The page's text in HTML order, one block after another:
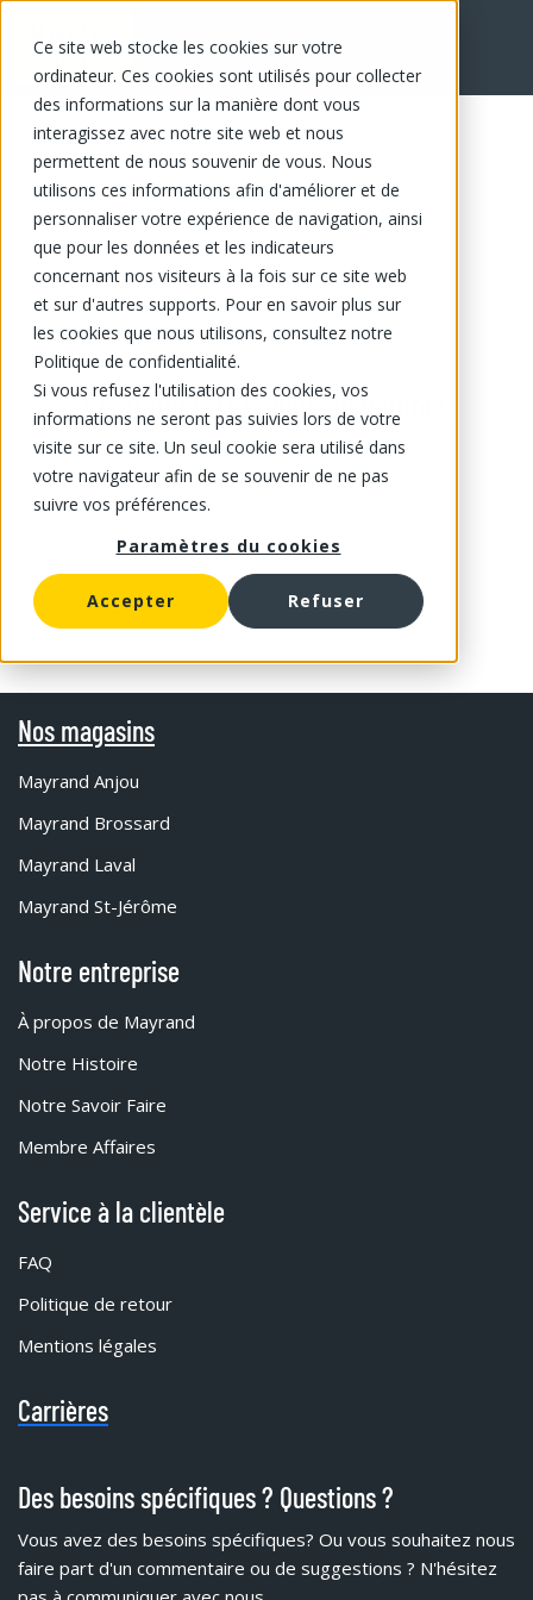
Ce site web stocke les cookies sur votre
ordinateur. Ces cookies sont utilisés pour collecter
des informations sur la manière dont vous
interagissez avec notre site web et nous
permettent de nous souvenir de vous. Nous
utilisons ces informations afin d'améliorer et de
personnaliser votre expérience de navigation, ainsi
que pour les données et les indicateurs
concernant nos visiteurs à la fois sur ce site web
et sur d'autres supports. Pour en savoir plus sur
les cookies que nous utilisons, consultez notre
Politique de confidentialité.
Si vous refusez l'utilisation des cookies, vos
informations ne seront pas suivies lors de votre
visite sur ce site. Un seul cookie sera utilisé dans
votre navigateur afin de se souvenir de ne pas
suivre vos préférences.
Paramètres du cookies
Accepter Refuser
Ce produit n'est plus disponible.
Nos magasins
Mayrand Anjou
Mayrand Brossard
Mayrand Laval
Mayrand St-Jérôme
Notre entreprise
À propos de Mayrand
Notre Histoire
Notre Savoir Faire
Membre Affaires
Service à la clientèle
FAQ
Politique de retour
Mentions légales
Carrières
Des besoins spécifiques ? Questions ?
Vous avez des besoins spécifiques? Ou vous souhaitez nous
faire part d'un commentaire ou de suggestions ? N'hésitez